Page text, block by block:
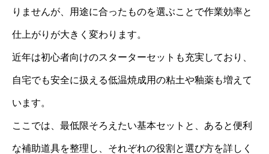
りませんが、用途に合ったものを選ぶことで作業効率と
仕上がりが大きく変わります。
近年は初心者向けのスターターセットも充実しており、
自宅でも安全に扱える低温焼成用の粘土や釉薬も増えて
います。
ここでは、最低限そろえたい基本セットと、あると便利
な補助道具を整理し、それぞれの役割と選び方を詳しく